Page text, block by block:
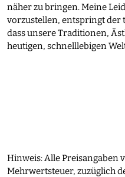
näher zu bringen. Meine
vorzustellen, entspringt der
dass unsere Traditionen,
heutigen, schnelllebigen
Hinweis: Alle Preisangaben
Mehrwertsteuer, zuzüglich